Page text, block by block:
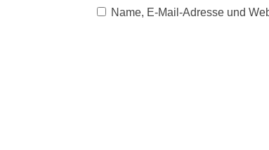
Name, E-Mail-Adresse und